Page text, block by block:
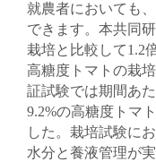
就農者においても
できます。本共同
栽培と比較して1.2
高糖度トマトの栽
証試験では期間あた
9.2%の高糖度トマ
した。栽培試験に
水分と養液管理が